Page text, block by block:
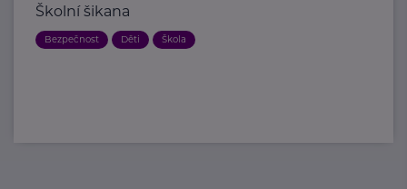
Školní šikana
Bezpečnost Děti Škola